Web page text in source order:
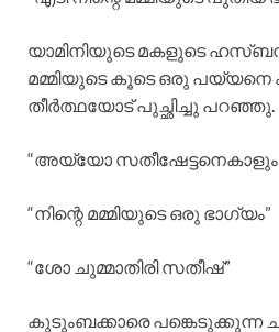
യാമിനിയുടെ മകളുടെ
മമ്മിയുടെ കൂടെ ഒരു പയ്യനെ
തീർത്ഥയോട് പുച്ഛിച്ചു പറഞ്ഞു.
“അയ്യോ
“നിന്റെ മമ്മിയുടെ ഒരു ഭാഗ്യം”
“ശോ ചുമ്മാതിരി സതീഷ്”
കുടുംബക്കാരെ പങ്കെടുക്കുന്ന